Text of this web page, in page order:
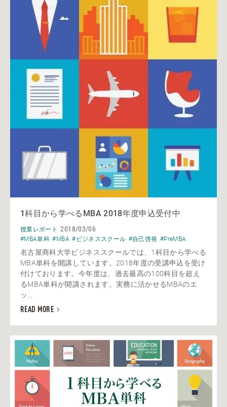
1科目から学べるMBA 2018年度申込受付中
授業レポート 2018/03/06
#MBA単科 #MBA #ビジネススクール #自己啓発 #PreMBA
名古屋商科大学ビジネススクールでは、1科目から学べる
MBA単科を開講しています。2018年度の受講申込を受け
付けております。今年度は、過去最高の100科目を超え
るMBA単科が開講されます。実務に活かせるMBAのエ
ッ...
READ MORE